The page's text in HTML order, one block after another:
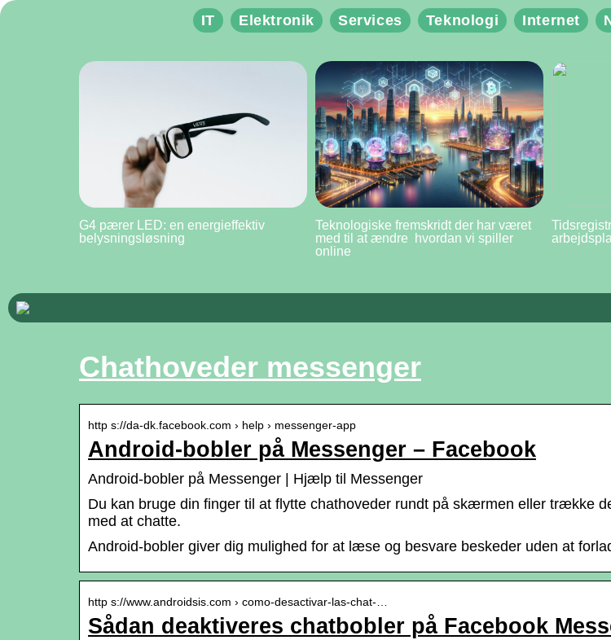
IT Elektronik Services Teknologi Internet
G4 pærer LED: en energieffektiv
belysningsløsning
Teknologiske fremskridt der har været
med til at ændre hvordan vi spiller
online
Chathoveder messenger
http s://da-dk.facebook.com › help › messenger-app
Android-bobler på Messenger – Facebook
Android-bobler på Messenger | Hjælp til Messenger
Du kan bruge din finger til at flytte chathoveder rundt på skærmen eller trække
med at chatte.
Android-bobler giver dig mulighed for at læse og besvare beskeder uden at
http s://www.androidsis.com › como-desactivar-las-chat-…
Sådan deaktiveres chatbobler på Facebook